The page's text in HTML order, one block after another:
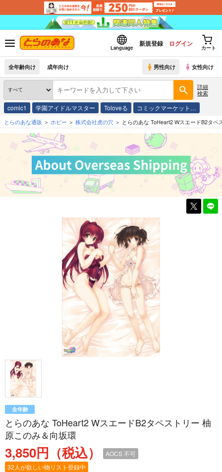
Language
新規登録 ログイン
カート
全年齢向け 成年向け 男性向け 女性向け
詳細
検索
comic1 学園アイドルマスター Toloveる コミックマーケット…
とらのあな通販 ホビー 株式会社虎の穴 とらのあな ToHeart2 WスエードB2タ
全年齢
とらのあな ToHeart2 WスエードB2タペストリー 柚
原このみ＆向坂環
3,850円（税込） AOCS不可
32人が欲しい物リスト登録中